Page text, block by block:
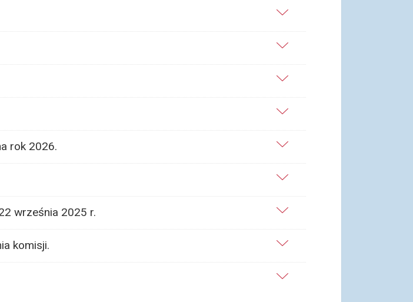
rok 2026.
września 2025 r.
komisji.